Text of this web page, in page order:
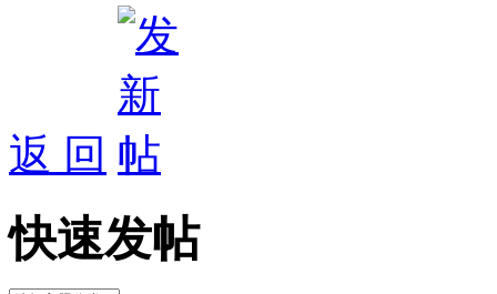
返 回
快速发帖